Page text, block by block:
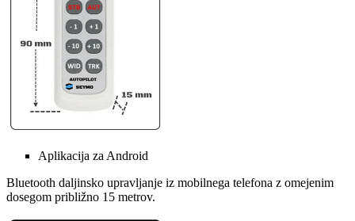
Aplikacija za Android
Bluetooth daljinsko upravljanje iz mobilnega telefona z omejenim
dosegom približno 15 metrov.